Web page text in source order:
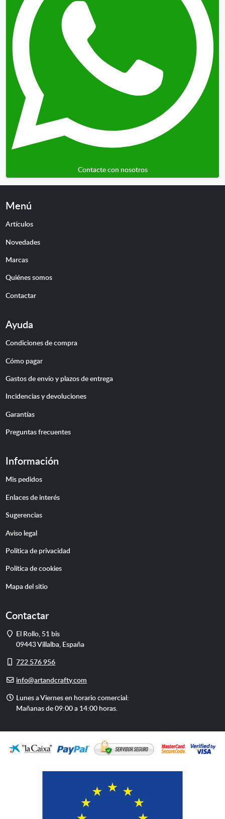
Contacte con nosotros
Menú
Artículos
Novedades
Marcas
Quiénes somos
Contactar
Ayuda
Condiciones de compra
Cómo pagar
Gastos de envío y plazos de entrega
Incidencias y devoluciones
Garantías
Preguntas frecuentes
Información
Mis pedidos
Enlaces de interés
Sugerencias
Aviso legal
Política de privacidad
Política de cookies
Mapa del sitio
Contactar
Dirección
El Rollo, 51 bis
09443Villalba España
Móvil
722 576 956
E-info@artandcrafty.com
Horario
de
Lunes a Viernes en horario comercial:
Mañanas de 09:00 a 14:00 horas.